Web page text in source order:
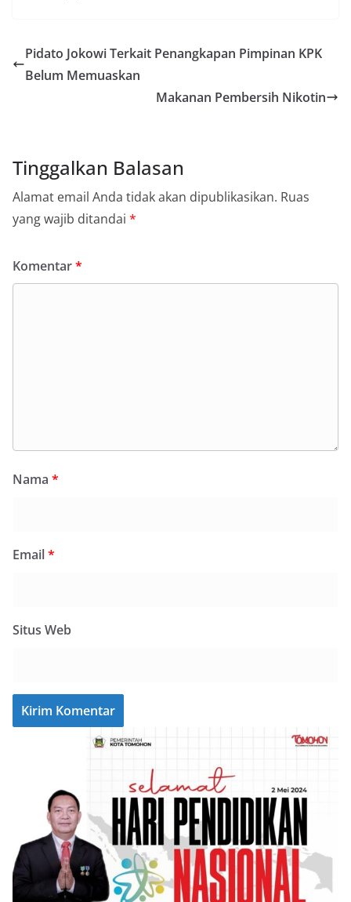
Pidato Jokowi Terkait Penangkapan Pimpinan KPK
Belum Memuaskan
Makanan Pembersih Nikotin
Tinggalkan Balasan
Alamat email Anda tidak akan dipublikasikan. Ruas
yang wajib ditandai *
Komentar*
Nama *
Email*
Situs Web